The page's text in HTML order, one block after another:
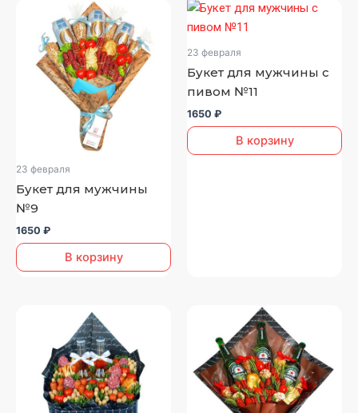
23 февраля
Букет для мужчины
№9
1650 ₽
В корзину
23 февраля
Букет для мужчины с
пивом №11
1650 ₽
В корзину